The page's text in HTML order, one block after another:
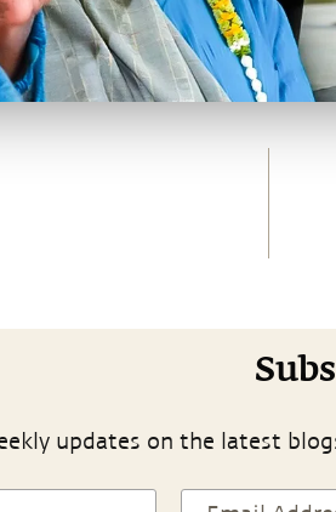
updates on the latest